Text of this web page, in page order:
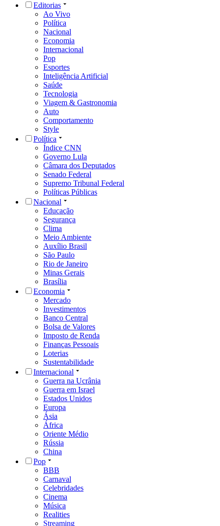
Editorias
Ao Vivo
Política
Nacional
Economia
Internacional
Pop
Esportes
Inteligência Artificial
Saúde
Tecnologia
Viagem & Gastronomia
Auto
Comportamento
Style
Política
Índice CNN
Governo Lula
Câmara dos Deputados
Senado Federal
Supremo Tribunal Federal
Políticas Públicas
Nacional
Educação
Segurança
Clima
Meio Ambiente
Auxílio Brasil
São Paulo
Rio de Janeiro
Minas Gerais
Brasília
Economia
Mercado
Investimentos
Banco Central
Bolsa de Valores
Imposto de Renda
Finanças Pessoais
Loterias
Sustentabilidade
Internacional
Guerra na Ucrânia
Guerra em Israel
Estados Unidos
Europa
Ásia
África
Oriente Médio
Rússia
China
Pop
BBB
Carnaval
Celebridades
Cinema
Música
Realities
Streaming